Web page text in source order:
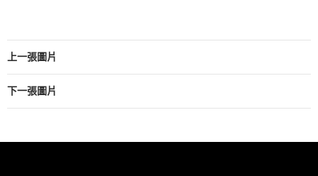
上一張圖片
下一張圖片